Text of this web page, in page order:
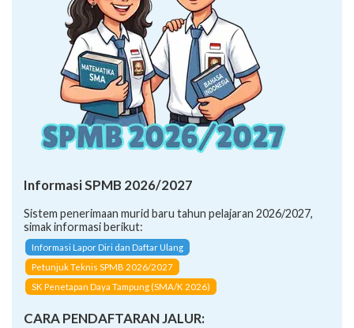
Informasi SPMB 2026/2027
Sistem penerimaan murid baru tahun pelajaran 2026/2027,
simak informasi berikut:
Informasi Lapor Diri dan Daftar Ulang
Petunjuk Teknis SPMB 2026/2027
SK Penetapan Daya Tampung (SMA/K 2026)
CARA PENDAFTARAN JALUR: